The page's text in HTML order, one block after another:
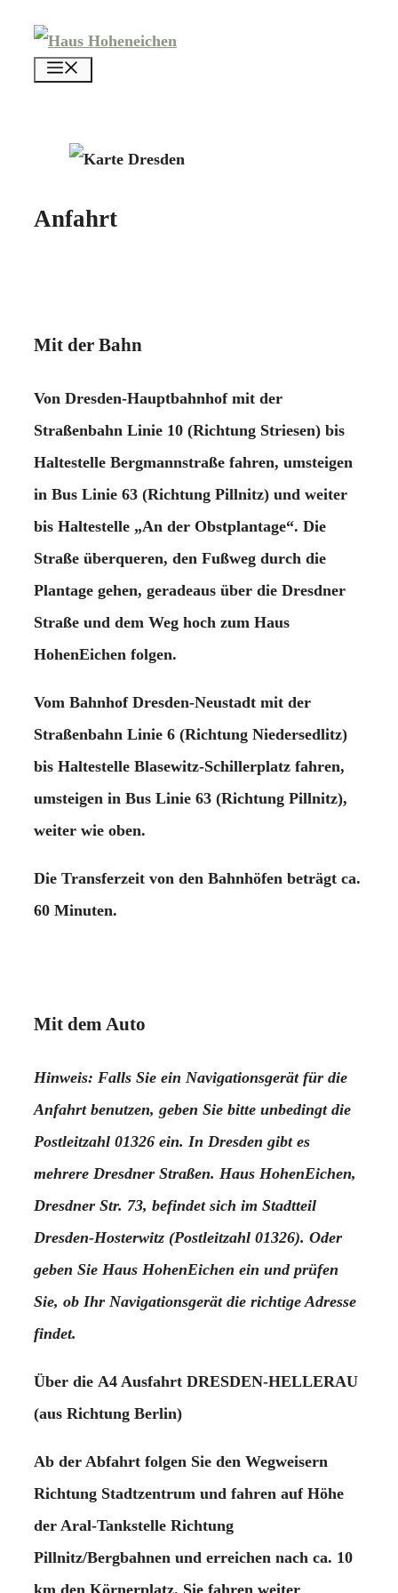
Zum
Inhalt
springen
Anfahrt
Mit der Bahn
Von Dresden-Hauptbahnhofmit der
Straßenbahn Linie 10 (Richtung Striesen) bis
Haltestelle Bergmannstraße fahren, umsteigen
in Bus Linie 63 (Richtung Pillnitz) und weiter
bis Haltestelle „An der Obstplantage“. Die
Straße überqueren, den Fußweg durch die
Plantage gehen, geradeaus über die Dresdner
Straße und dem Weg hoch zum Haus
HohenEichen folgen.
Vom Bahnhof Dresden-Neustadt mit der
Straßenbahn Linie 6 (Richtung Niedersedlitz)
bis Haltestelle Blasewitz-Schillerplatz fahren,
umsteigen in Bus Linie 63 (Richtung Pillnitz),
weiter wie oben.
Die Transferzeit von den Bahnhöfen beträgt ca.
60 Minuten.
Mit dem Auto
Hinweis: Falls Sie ein Navigationsgerät für die
Anfahrt benutzen, geben Sie bitte unbedingt die
Postleitzahl 01326 ein. In Dresden gibt es
mehrere Dresdner Straßen. Haus HohenEichen,
Dresdner Str. 73, befindet sich im Stadtteil
Dresden-Hosterwitz (Postleitzahl 01326). Oder
geben Sie Haus HohenEichen ein und prüfen
Sie, ob Ihr Navigationsgerät die richtige Adresse
findet.
Über die A4 Ausfahrt DRESDEN-HELLERAU
(aus Richtung Berlin)
Ab der Abfahrt folgen Sie den Wegweisern
Richtung Stadtzentrum und fahren auf Höhe
der Aral-Tankstelle Richtung
Pillnitz/Bergbahnen und erreichen nach ca. 10
km den Körnerplatz. Sie fahren weiter